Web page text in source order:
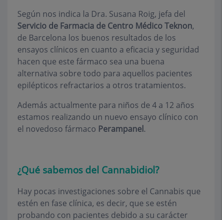
Según nos indica la Dra. Susana Roig, jefa del
Servicio de Farmacia de Centro Médico Teknon,
de Barcelona los buenos resultados de los
ensayos clínicos en cuanto a eficacia y seguridad
hacen que este fármaco sea una buena
alternativa sobre todo para aquellos pacientes
epilépticos refractarios a otros tratamientos.
Además actualmente para niños de 4 a 12 años
estamos realizando un nuevo ensayo clínico con
el novedoso fármaco Perampanel.
¿Qué sabemos del Cannabidiol?
Hay pocas investigaciones sobre el Cannabis que
estén en fase clínica, es decir, que se estén
probando con pacientes debido a su carácter